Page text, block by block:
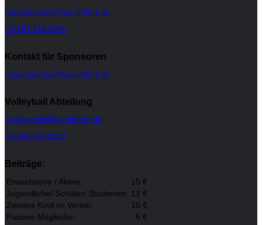
jugendwart@tus-lintfort.de
0163 9161566
Kontakt für Sponsoren
sponsoring@tus-lintfort.de
Volleyball Abteilung
volleyball@tus-lintfort.de
0160 6392223
Beiträge:
Erwachsene / Aktive:
15 €
Jugendliche/ Schüler/ Studenten: 11 €
Zweites Kind im Verein:
10 €
Passive Mitglieder:
6 €